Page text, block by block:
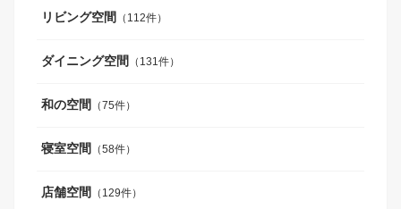
リビング空間 （112件）
ダイニング空間 （131件）
和の空間 （75件）
寝室空間 （58件）
店舗空間 （129件）